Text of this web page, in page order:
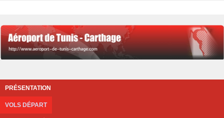
PRÉSENTATION
VOLS DÉPART